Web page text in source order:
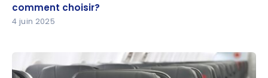
comment choisir?
comment choisir?
4 juin 2025